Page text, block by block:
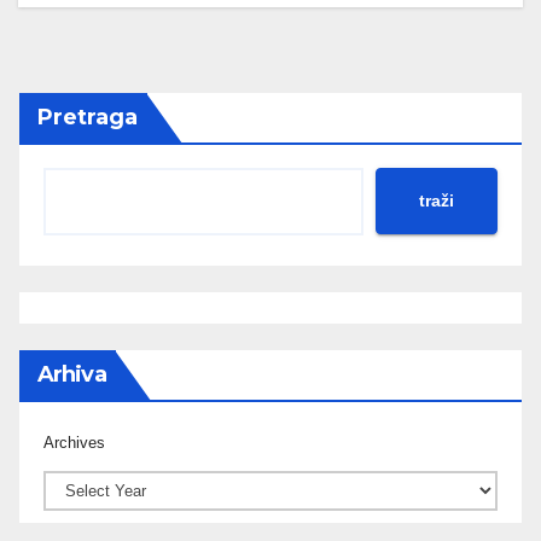
Pretraga
traži
Arhiva
Archives